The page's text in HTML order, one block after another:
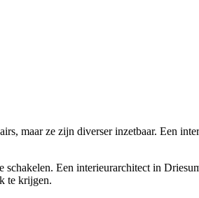
maar ze zijn diverser inzetbaar. Een
Een interieurarchitect in
te krijgen.